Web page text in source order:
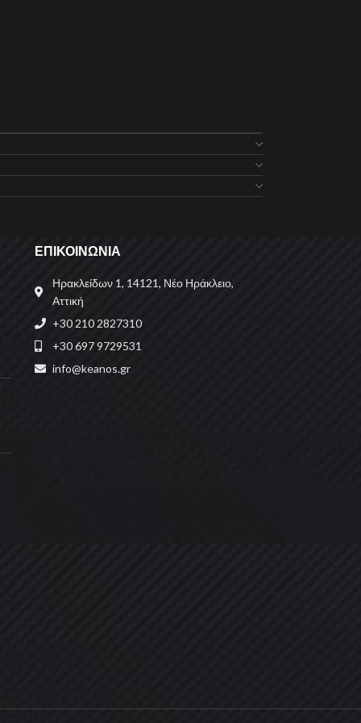
ΕΠΙΚΟΙΝΩΝΙΑ
Ηρακλείδων 1, 14121, Νέο Ηράκλειο,
Αττική
+30 210 2827310
+30 697 9729531
info@keanos.gr